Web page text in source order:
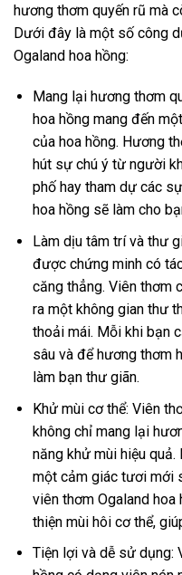
hương thơm quyến rũ mà
Dưới đây là một số công
Ogaland hoa hồng:
Mang lại hương thơm
hoa hồng mang đến
của hoa hồng. Hương
hút sự chú ý từ người
phố hay tham dự các
hoa hồng sẽ làm cho
Làm dịu tâm trí và thư
được chứng minh có
căng thẳng. Viên thơm
ra một không gian thư
thoải mái. Mỗi khi bạn
sâu và để hương thơm
làm bạn thư giãn.
Khử mùi cơ thể: Viên
không chỉ mang lại
năng khử mùi hiệu
một cảm giác tươi mới
viên thơm Ogaland
thiện mùi hôi cơ thể,
Tiện lợi và dễ sử dụng: